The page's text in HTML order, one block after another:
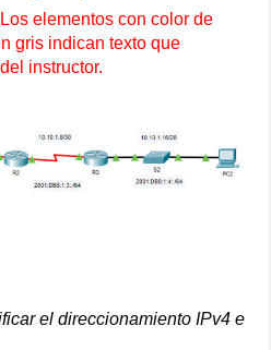
Los elementos con color de
gris indican texto que
instructor.
el direccionamiento IPv4 e